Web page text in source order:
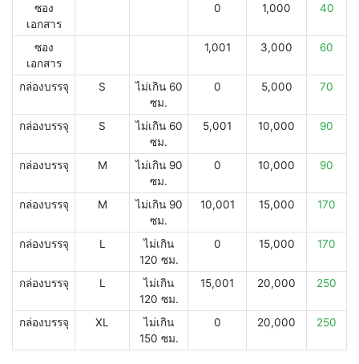
ซอง
เอกสาร
0 1,000 40
ซอง
เอกสาร
1,001 3,000 60
กล่องบรรจุ S
ไม่เกิน 60
ซม.
0 5,000 70
กล่องบรรจุ S
ไม่เกิน 60
ซม.
5,001 10,000 90
กล่องบรรจุ M
ไม่เกิน 90
ซม.
0 10,000 90
กล่องบรรจุ M
ไม่เกิน 90
ซม.
10,001 15,000 170
กล่องบรรจุ L
ไม่เกิน
120 ซม.
0 15,000 170
กล่องบรรจุ L
ไม่เกิน
120 ซม.
15,001 20,000 250
กล่องบรรจุ XL
ไม่เกิน
150 ซม.
0 20,000 250